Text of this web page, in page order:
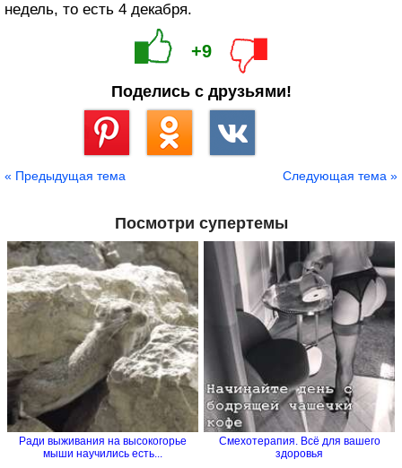
недель, то есть 4 декабря.
+9
Поделись с друзьями!
« Предыдущая тема Следующая тема »
Посмотри супертемы
Ради выживания на высокогорье
мыши научились есть...
Смехотерапия. Всё для вашего
здоровья